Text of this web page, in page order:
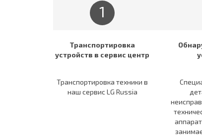
1
Транспортировка
устройств в сервис центр
Транспортировка техники в
наш сервис LG Russia